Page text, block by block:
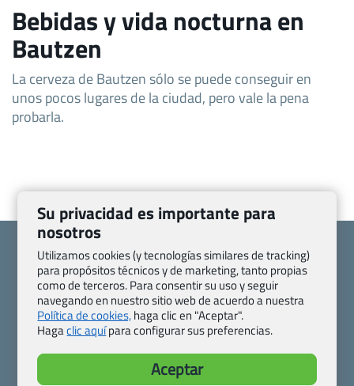
Bebidas y vida nocturna en
Bautzen
La cerveza de Bautzen sólo se puede conseguir en
unos pocos lugares de la ciudad, pero vale la pena
probarla.
Quienes somos
Contacto
Pasaporte, Visado, Salud y otras disposiciones específicas
Blog de Viajes.com
Registro de agencias
Preguntas frecuentes
Condiciones generales
Política de privacidad y cookies
Su privacidad es importante para
nosotros
Utilizamos cookies (y tecnologías similares de tracking)
para propósitos técnicos y de marketing, tanto propias
como de terceros. Para consentir su uso y seguir
navegando en nuestro sitio web de acuerdo a nuestra
Política de cookies,haga clic en "Aceptar".
Hagaclic aquípara configurar sus preferencias.
Aceptar